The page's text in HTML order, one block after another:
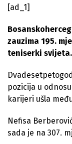
[ad_1]
zauzima 195.
teniserki svijeta.
pozicija u
karijeri ušla
Nefisa
sada je na 307.